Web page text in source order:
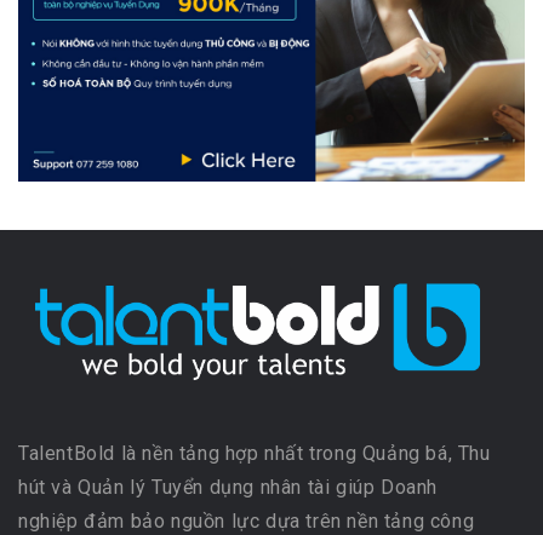
TalentBold là nền tảng hợp nhất trong Quảng bá, Thu
hút và Quản lý Tuyển dụng nhân tài giúp Doanh
nghiệp đảm bảo nguồn lực dựa trên nền tảng công